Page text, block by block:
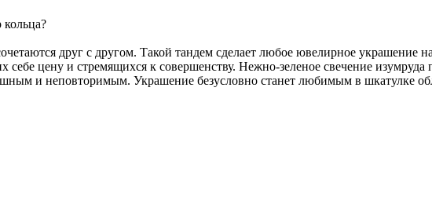
кольца?
друг с другом. Такой тандем сделает любое ювелирное
цену и стремящихся к совершенству. Нежно-зеленое свечение
и неповторимым. Украшение безусловно станет любимым в шкатулке